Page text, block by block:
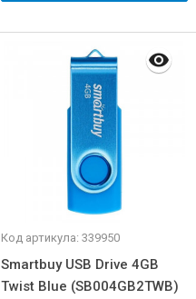
Код артикула: 339950
Smartbuy USB Drive 4GB
Twist Blue (SB004GB2TWB)